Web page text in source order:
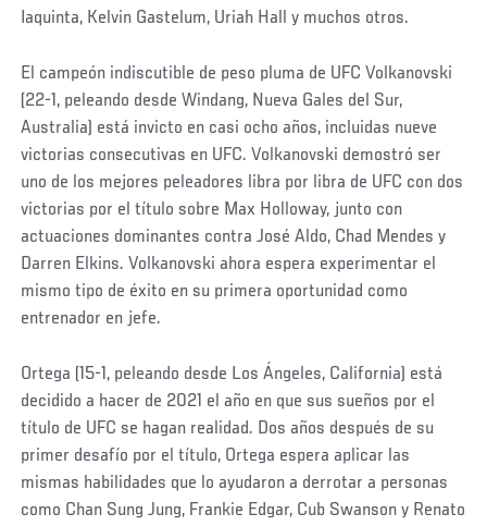
Iaquinta, Kelvin Gastelum, Uriah Hall y muchos otros.
El campeón indiscutible de peso pluma de UFC Volkanovski
(22-1, peleando desde Windang, Nueva Gales del Sur,
Australia) está invicto en casi ocho años, incluidas nueve
victorias consecutivas en UFC. Volkanovski demostró ser
uno de los mejores peleadores libra por libra de UFC con dos
victorias por el título sobre Max Holloway, junto con
actuaciones dominantes contra José Aldo, Chad Mendes y
Darren Elkins. Volkanovski ahora espera experimentar el
mismo tipo de éxito en su primera oportunidad como
entrenador en jefe.
Ortega (15-1, peleando desde Los Ángeles, California) está
decidido a hacer de 2021 el año en que sus sueños por el
título de UFC se hagan realidad. Dos años después de su
primer desafío por el título, Ortega espera aplicar las
mismas habilidades que lo ayudaron a derrotar a personas
como Chan Sung Jung, Frankie Edgar, Cub Swanson y Renato